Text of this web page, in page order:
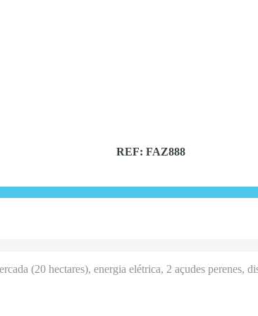
REF: FAZ888
(20 hectares), energia elétrica, 2 açudes perenes,